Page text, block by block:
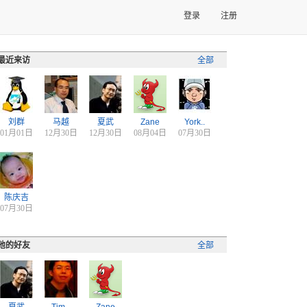
登录 注册
全部
近来访
刘群
01月01日
马越
12月30日
夏武
12月30日
Zane
08月04日
York..
07月30日
陈庆吉
07月30日
全部
的好友